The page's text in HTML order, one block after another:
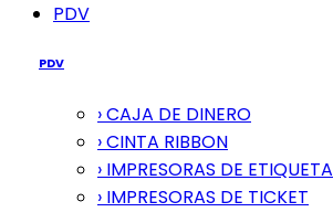
PDV
PDV
› CAJA DE DINERO
› CINTA RIBBON
› IMPRESORAS DE ETIQUETA
› IMPRESORAS DE TICKET